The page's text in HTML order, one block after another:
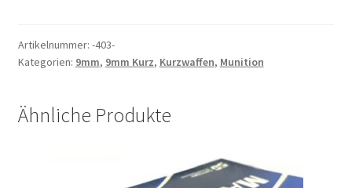
Artikelnummer: -403-
Kategorien: 9mm, 9mm Kurz, Kurzwaffen, Munition
Ähnliche Produkte